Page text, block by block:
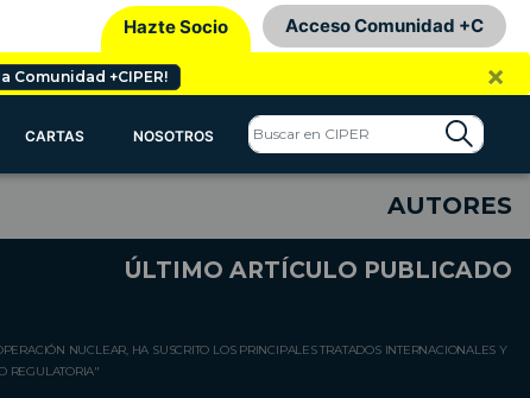
Hazte Socio Acceso Comunidad +C
Comunidad +CIPER! ×
CARTAS NOSOTROS
AUTORES
ÚLTIMO ARTÍCULO PUBLICADO
NUCLEAR, HA SUSCRITO LOS PRINCIPALES TRATADOS INTERNACIONALES Y
REGULATORIA"